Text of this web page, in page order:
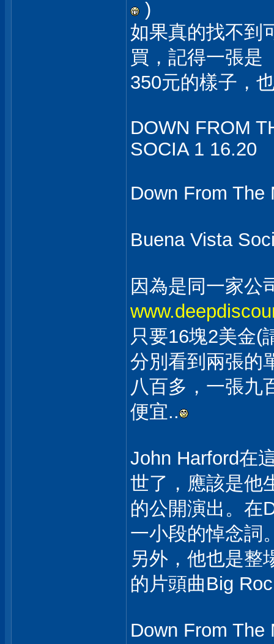
)
如果真的找不到
買，記得一張是
350元的樣子，
DOWN FROM
SOCIA 1 16.20
Down From The
Buena Vista
因為是同一家公
只要16塊2美金(
分別看到兩張的
八百多，一張九
便宜..
John Harford在
世了，應該是他
的公開演出。在
一小段的悼念詞
另外，他也是整
的片頭曲Big
Down From The